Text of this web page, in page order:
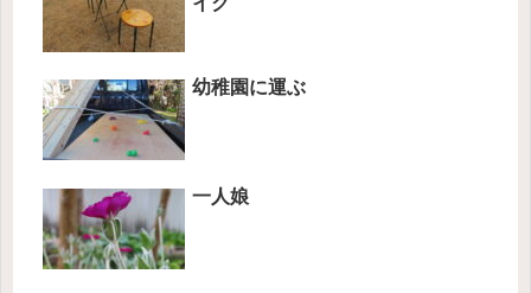
幼稚園に運ぶ
一人娘